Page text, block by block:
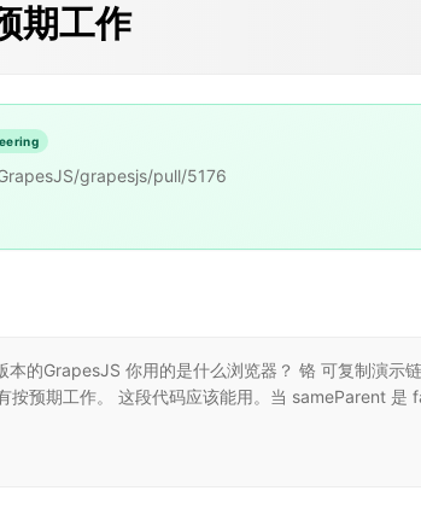
期工作
grapesjs/pull/5176
本的GrapesJS 你用的是什么浏览器？ 铬 可复制
按预期工作。 这段代码应该能用。当 sameParent